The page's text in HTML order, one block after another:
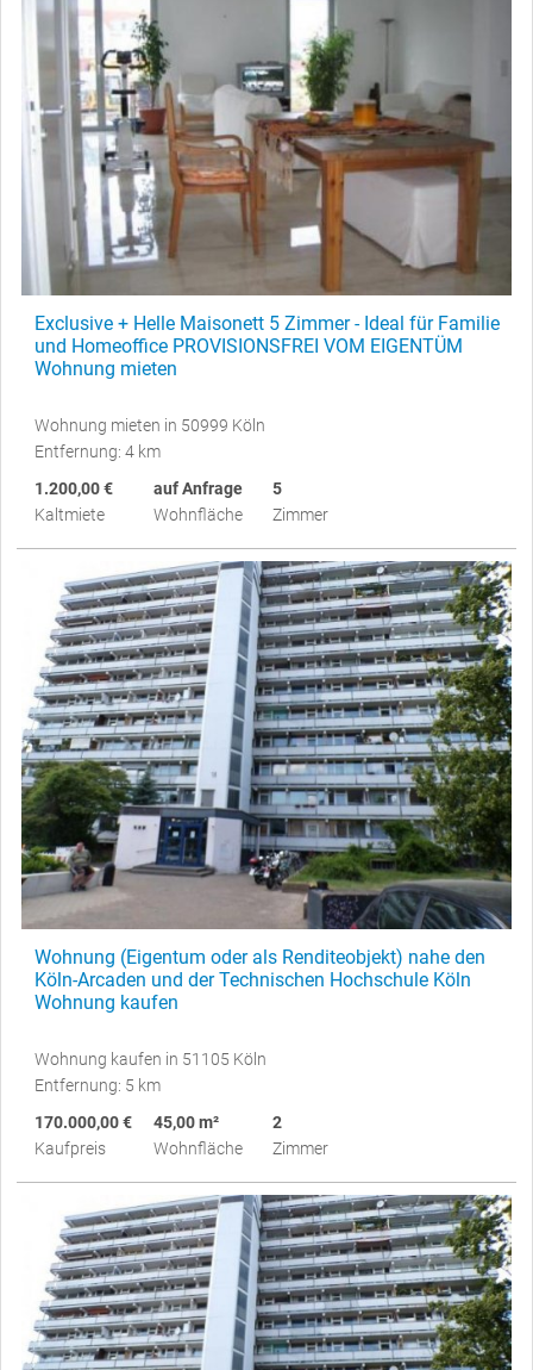
Exclusive + Helle Maisonett 5 Zimmer - Ideal für Familie
und Homeoffice PROVISIONSFREI VOM EIGENTÜM
Wohnung mieten
Wohnung mieten in 50999 Köln
Entfernung: 4 km
1.200,00 €
Kaltmiete
auf Anfrage
Wohnfläche
5
Zimmer
Wohnung (Eigentum oder als Renditeobjekt) nahe den
Köln-Arcaden und der Technischen Hochschule Köln
Wohnung kaufen
Wohnung kaufen in 51105 Köln
Entfernung: 5 km
170.000,00 €
Kaufpreis
45,00 m²
Wohnfläche
2
Zimmer